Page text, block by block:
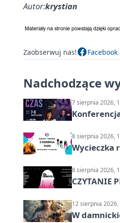
Autor:krystian
Zaobserwuj nas! Facebook
Nadchodzące
7 sierpnia 2026,
Konferencja
8 sierpnia 2026,
Wycieczka
8 sierpnia 2026,
CZYTANIE
12 sierpnia 2026,
W